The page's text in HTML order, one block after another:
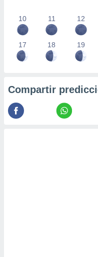
10 11 12
17 18 19
Compartir